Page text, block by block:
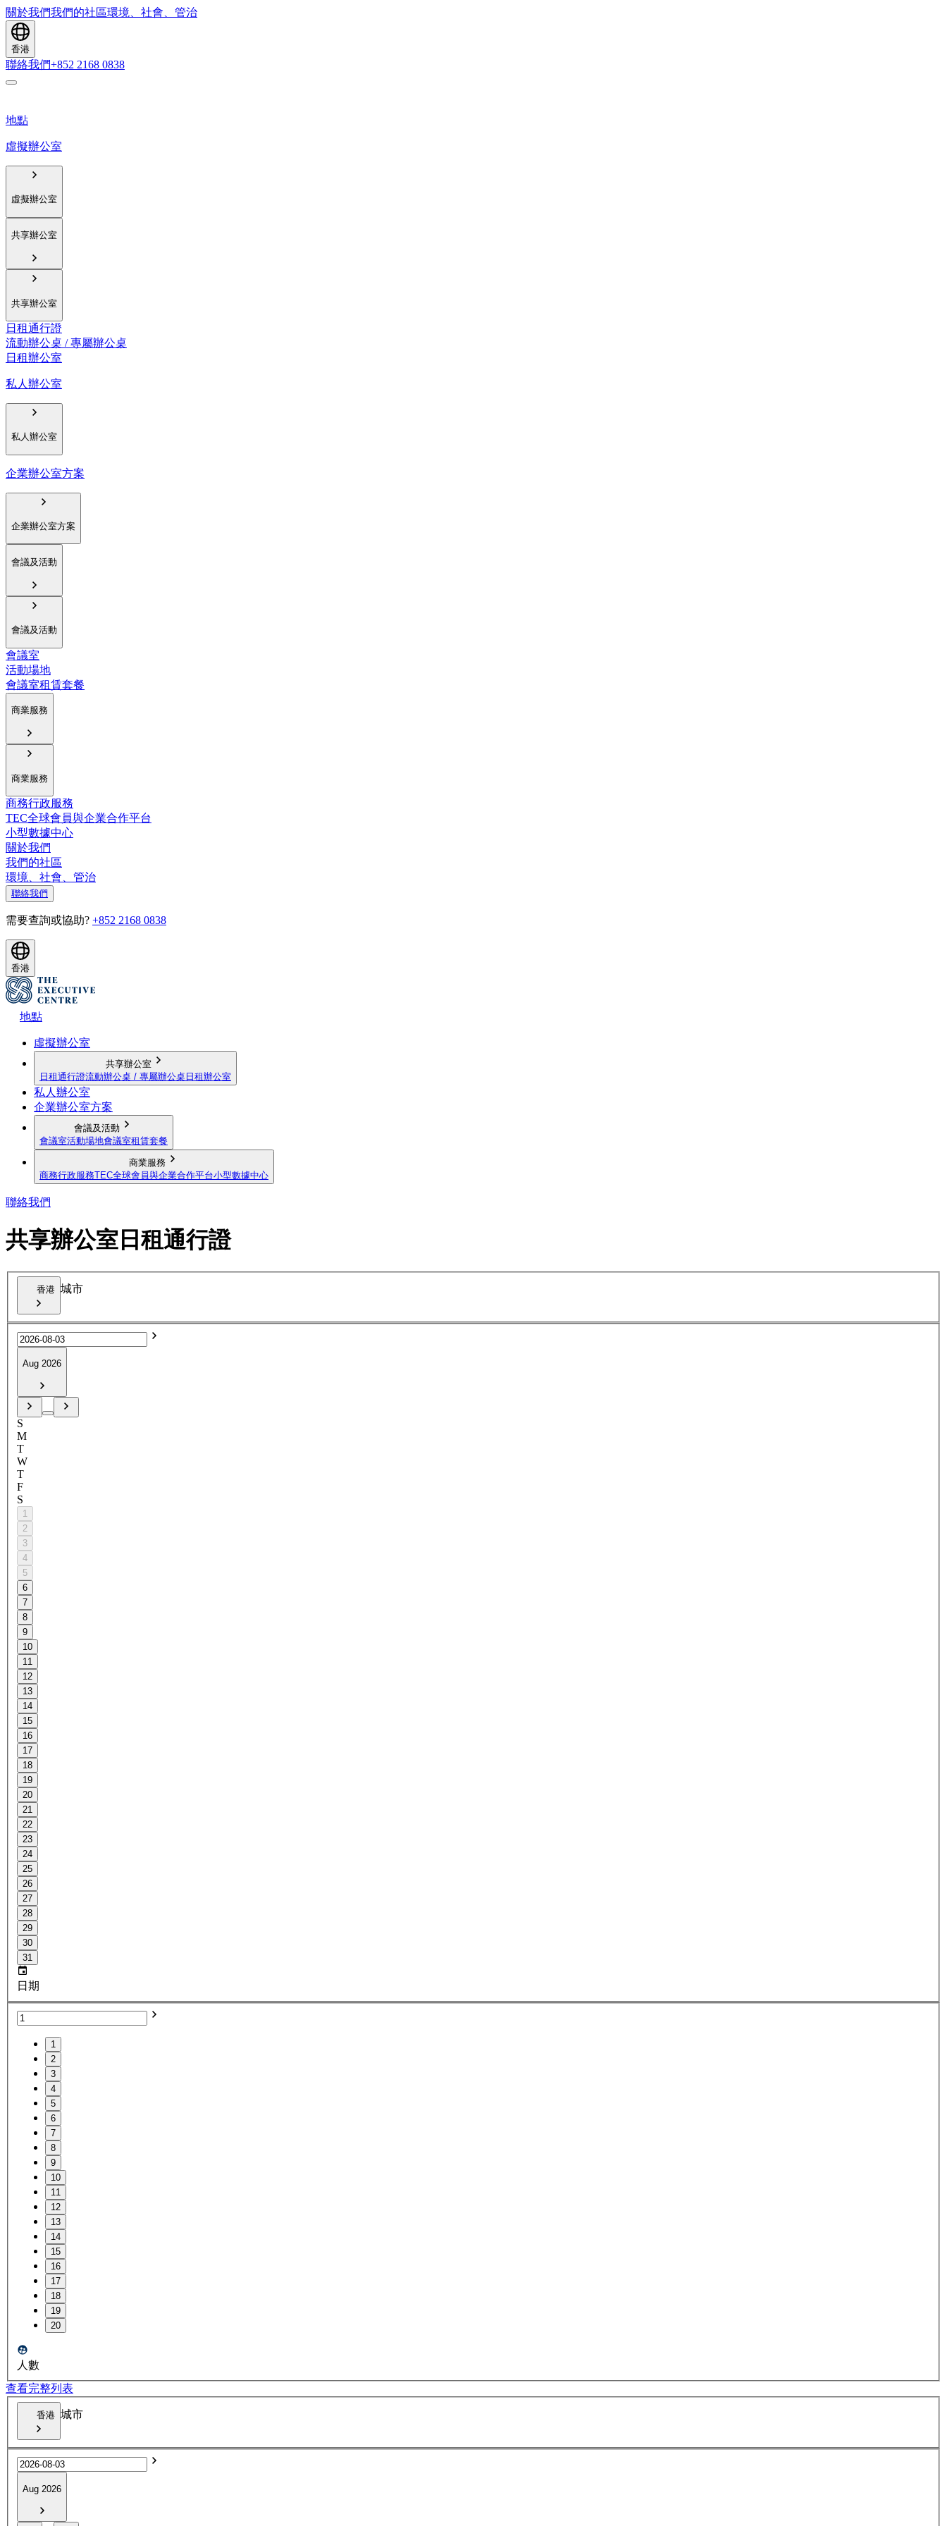
關於我們我們的社區環境、社會、管治
香港
聯絡我們+852 2168 0838
地點
虛擬辦公室
虛擬辦公室
共享辦公室
共享辦公室
日租通行證
流動辦公桌 / 專屬辦公桌
日租辦公室
私人辦公室
私人辦公室
企業辦公室方案
企業辦公室方案
會議及活動
會議及活動
會議室
活動場地
會議室租賃套餐
商業服務
商業服務
商務行政服務
TEC全球會員與企業合作平台
小型數據中心
關於我們
我們的社區
環境、社會、管治
聯絡我們
需要查詢或協助? +852 2168 0838
香港
地點
虛擬辦公室
共享辦公室
日租通行證流動辦公桌 / 專屬辦公桌 日租辦公室
私人辦公室
企業辦公室方案
會議及活動
會議室活動場地會議室租賃套餐
商業服務
商務行政服務TEC全球會員與企業合作平台小型數據中心
聯絡我們
共享辦公室日租通行證
香港 城市
Aug 2026
S
M
T
W
T
F
S
1
2
3
4
5
6
7
8
9
10
11
12
13
14
15
16
17
18
19
20
21
22
23
24
25
26
27
28
29
30
31
日期
1
2
3
4
5
6
7
8
9
10
11
12
13
14
15
16
17
18
19
20
人數
查看完整列表
香港 城市
Aug 2026